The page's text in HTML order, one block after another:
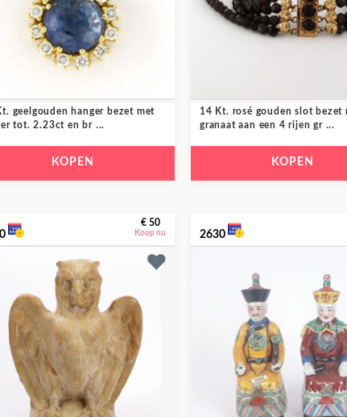
geelgouden hanger bezet met
tot. 2.23ct en br ...
KOPEN
14 Kt. rosé gouden slot bezet
granaat aan een 4 rijen gr ...
KOPEN
€ 50
Koop nu 2630